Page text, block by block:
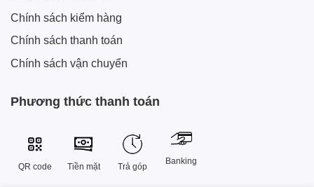
Chính sách kiểm hàng
Chính sách thanh toán
Chính sách vận chuyển
Phương thức thanh toán
QR code Tiền mặt Trả góp
Banking